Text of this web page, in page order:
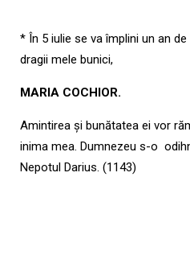
* În 5 iulie se va împlini un an
dragii mele bunici,
MARIA COCHIOR.
Amintirea și bunătatea ei vor
inima mea. Dumnezeu s-o
Nepotul Darius. (1143)